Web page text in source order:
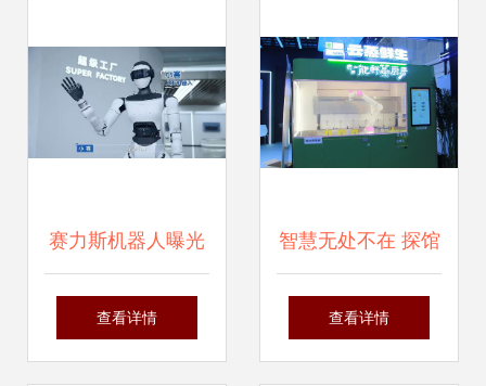
赛力斯机器人曝光
车企跨界自研智能
查看详情
智慧无处不在 探馆
2024全球工业互联
查看详情